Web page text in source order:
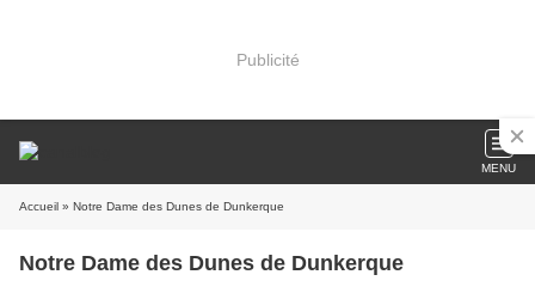
Publicité
MENU
Accueil » Notre Dame des Dunes de Dunkerque
Notre Dame des Dunes de Dunkerque